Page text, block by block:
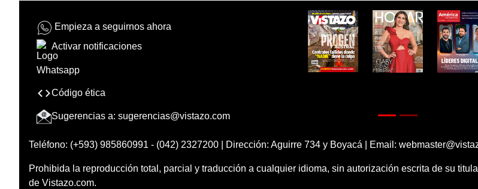
Empieza a seguirnos ahora
Activar notificaciones
Código ética
Sugerencias a: sugerencias@vistazo.com
Teléfono: (+593) 985860991 - (042) 2327200 | Dirección: Aguirre 734 y Boyacá | Email:
Prohibida la reproducción total, parcial y traducción a cualquier idioma, sin autorización escrita de su
de Vistazo.com.